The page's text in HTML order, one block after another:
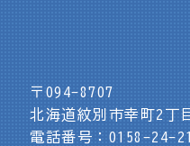
〒094-8707
北海道紋別市幸町2丁
電話番号：0158-24-